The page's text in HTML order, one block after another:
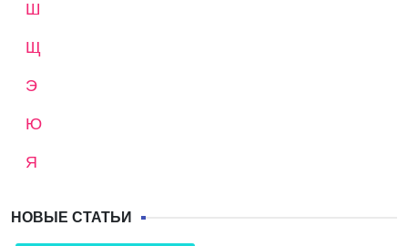
Ш
Щ
Э
Ю
Я
НОВЫЕ СТАТЬИ